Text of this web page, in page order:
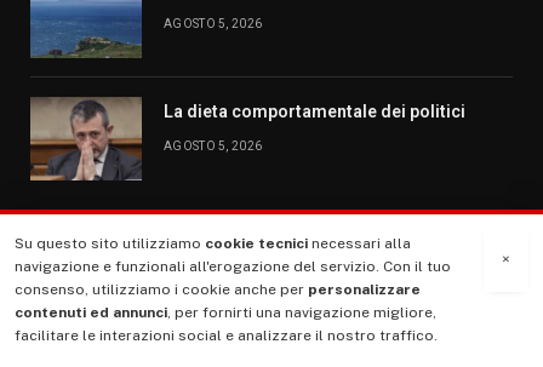
AGOSTO 5, 2026
La dieta comportamentale dei politici
AGOSTO 5, 2026
MENU
La Nostra Storia
×
Su questo sito utilizziamo cookie tecnici necessari alla
navigazione e funzionali all'erogazione del servizio. Con il tuo
consenso, utilizziamo i cookie anche per personalizzare
contenuti ed annunci, per fornirti una navigazione migliore,
facilitare le interazioni social e analizzare il nostro traffico.